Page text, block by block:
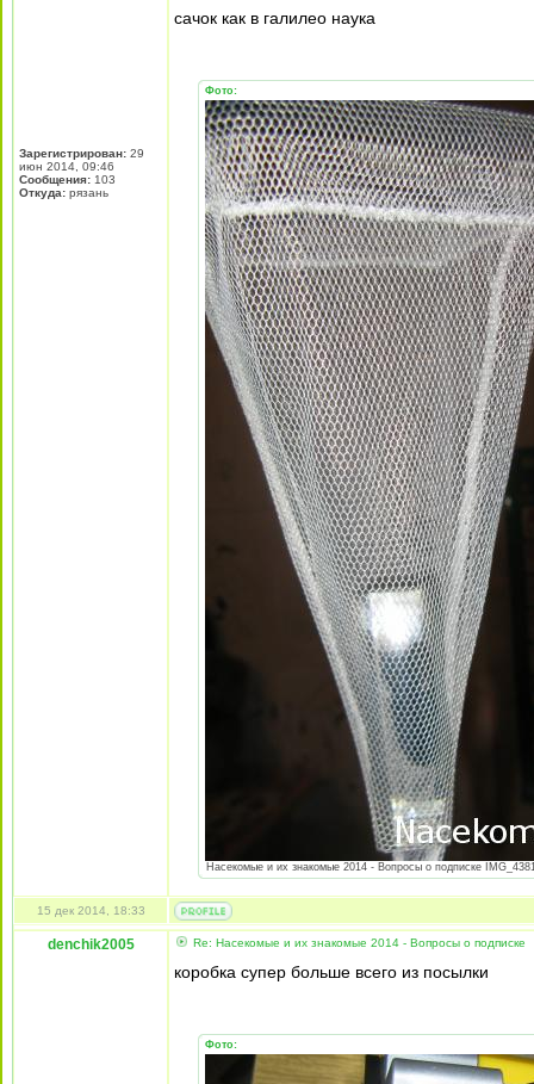
Зарегистрирован: 29
июн 2014, 09:46
Сообщения: 103
Откуда: рязань
сачок как в галилео наука
Фото:
Насекомые и их знакомые 2014 - Вопросы о подписке
15 дек 2014, 18:33
denchik2005 Re: Насекомые и их знакомые 2014 - Вопросы о подписке
коробка супер больше всего из посылки
Фото: